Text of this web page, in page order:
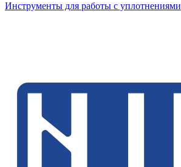
Инструменты для работы с уплотнениями